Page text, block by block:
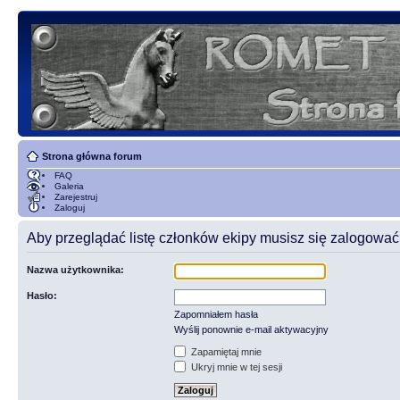
Strona główna forum
FAQ
Galeria
Zarejestruj
Zaloguj
Aby przeglądać listę członków ekipy musisz się
Nazwa użytkownika:
Hasło:
Zapomniałem hasła
Wyślij ponownie e-mail aktywacyjny
Zapamiętaj mnie
Ukryj mnie w tej sesji